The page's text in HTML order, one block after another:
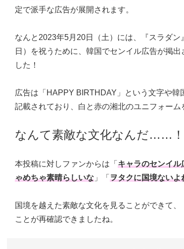
定で派手な広告が展開されます。
なんと2023年5月20日（土）には、『スラダ
日）を祝うために、韓国でセンイル広告が掲
した！
広告は「HAPPY BIRTHDAY」という文字や
記載されており、白と赤の湘北のユニフォーム
なんて素敵な文化なんだ……！
本投稿に対しファンからは「 キャラのセンイル
ゃめちゃ素晴らしいな 」「 ヲタクに国境ないよ
国境を越えた素敵な文化を見ることができて
ことが再確認できましたね。